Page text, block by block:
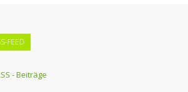
FEED
- Beiträge